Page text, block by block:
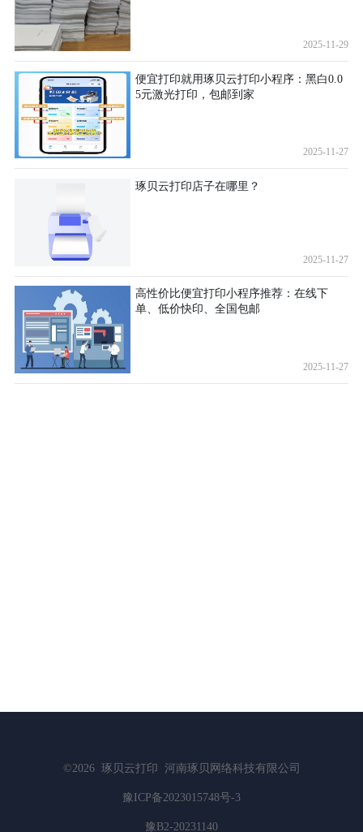
2025-11-29
便宜打印就用琢贝云打印小程序：黑白0.0
5元激光打印，包邮到家
2025-11-27
琢贝云打印店子在哪里？
2025-11-27
高性价比便宜打印小程序推荐：在线下
单、低价快印、全国包邮
2025-11-27
©2026 琢贝云打印 河南琢贝网络科技有限公司
豫ICP备2023015748号-3
豫B2-20231140